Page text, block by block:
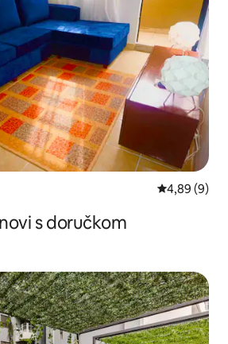
Prosječna
4,89 (9)
s doručkom